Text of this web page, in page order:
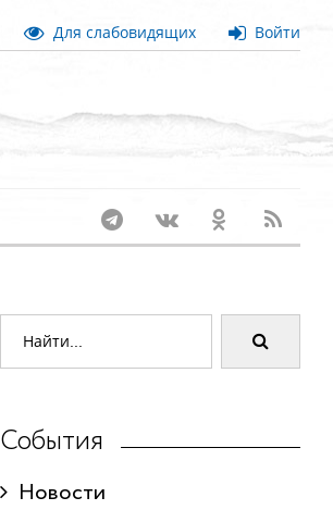
Для слабовидящих Войти
События
Новости